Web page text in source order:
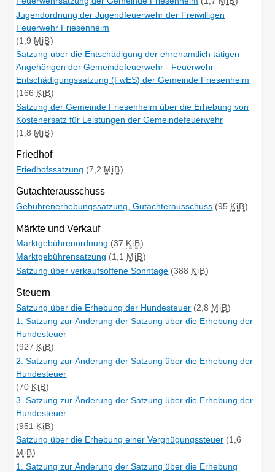
Jugendordnung der Jugendfeuerwehr der Freiwilligen
Feuerwehr Friesenheim
(1,9 MiB)
Satzung über die Entschädigung der ehrenamtlich tätigen
Angehörigen der Gemeindefeuerwehr - Feuerwehr-
Entschädigungssatzung (FwES) der Gemeinde Friesenheim
(166 KiB)
Satzung der Gemeinde Friesenheim über die Erhebung von
Kostenersatz für Leistungen der Gemeindefeuerwehr
(1,8 MiB)
Friedhof
Friedhofssatzung (7,2 MiB)
Gutachterausschuss
Gebührenerhebungssatzung, Gutachterausschuss (95 KiB)
Märkte und Verkauf
Marktgebührenordnung (37 KiB)
Marktgebührensatzung (1,1 MiB)
Satzung über verkaufsoffene Sonntage (388 KiB)
Steuern
Satzung über die Erhebung der Hundesteuer (2,8 MiB)
1. Satzung zur Änderung der Satzung über die Erhebung der
Hundesteuer
(927 KiB)
2. Satzung zur Änderung der Satzung über die Erhebung der
Hundesteuer
(70 KiB)
3. Satzung zur Änderung der Satzung über die Erhebung der
Hundesteuer
(951 KiB)
Satzung über die Erhebung einer Vergnügungssteuer (1,6
MiB)
1. Satzung zur Änderung der Satzung über die Erhebung